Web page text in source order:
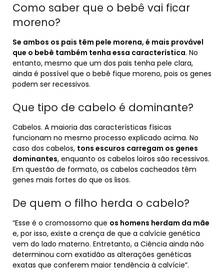
Como saber que o bebê vai ficar
moreno?
Se ambos os pais têm pele morena, é mais provável
que o bebê também tenha essa característica. No
entanto, mesmo que um dos pais tenha pele clara,
ainda é possível que o bebê fique moreno, pois os genes
podem ser recessivos.
Que tipo de cabelo é dominante?
Cabelos. A maioria das características físicas
funcionam no mesmo processo explicado acima. No
caso dos cabelos, tons escuros carregam os genes
dominantes, enquanto os cabelos loiros são recessivos.
Em questão de formato, os cabelos cacheados têm
genes mais fortes do que os lisos.
De quem o filho herda o cabelo?
“Esse é o cromossomo que os homens herdam da mãe
e, por isso, existe a crença de que a calvície genética
vem do lado materno. Entretanto, a Ciência ainda não
determinou com exatidão as alterações genéticas
exatas que conferem maior tendência à calvície”.